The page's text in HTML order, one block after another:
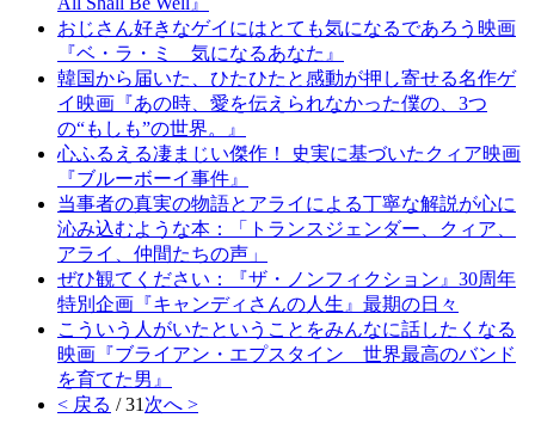
おじさん好きなゲイにはとても気になるであろう映画
『ベ・ラ・ミ 気になるあなた』
韓国から届いた、ひたひたと感動が押し寄せる名作ゲ
イ映画『あの時、愛を伝えられなかった僕の、3つ
の“もしも”の世界。』
心ふるえる凄まじい傑作！ 史実に基づいたクィア映画
『ブルーボーイ事件』
当事者の真実の物語とアライによる丁寧な解説が心に
沁み込むような本：「トランスジェンダー、クィア、
アライ、仲間たちの声」
ぜひ観てください：『ザ・ノンフィクション』30周年
特別企画『キャンディさんの人生』最期の日々
こういう人がいたということをみんなに話したくなる
映画『ブライアン・エプスタイン 世界最高のバンド
を育てた男』
< 戻る / 31 次へ >